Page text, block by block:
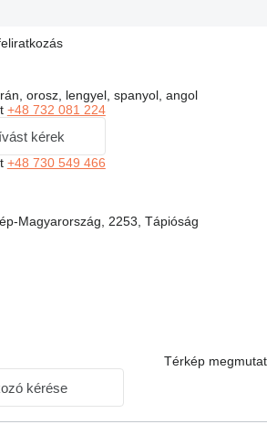
orosz, lengyel, spanyol, angol
+48 732 081 224
kérek
+48 730 549 466
Magyarország, 2253, Tápióság
Térkép
kérése